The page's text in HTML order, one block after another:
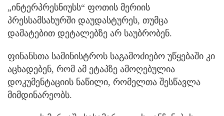
„ინტერპრესნიუსს“ ფოთის მერიის
პრესსამსახურში დაუდასტურეს, თუმცა
დამატებით დეტალებზე არ საუბრობენ.
ფინანსთა სამინისტროს საგამოძიებო უწყებაში კი
აცხადებენ, რომ ამ ეტაპზე ამოღებულია
დოკუმენტაციის ნაწილი, რომელთა შესწავლა
მიმდინარეობს.